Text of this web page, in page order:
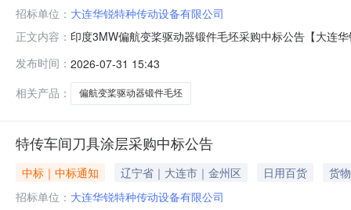
招标单位： 大连华锐特种传动设备有限公司
正文内容： 印度3MW偏航变桨驱动器锻件毛坯采购中标公告【大连
发布时间： 2026-07-31 15:43
相关产品：
偏航变桨驱动器锻件毛坯
特传车间刀具涂层采购中标公告
中标｜中标通知 辽宁省｜大连市｜金州区 日用百货
货物
招标单位： 大连华锐特种传动设备有限公司